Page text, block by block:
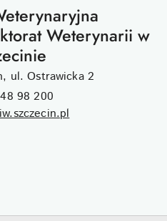
Weterynarii w
ul. Ostrawicka 2
98 200